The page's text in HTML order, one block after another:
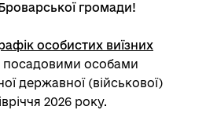
громади!
особистих виїзних
посадовими особами
державної (військової)
2026 року.